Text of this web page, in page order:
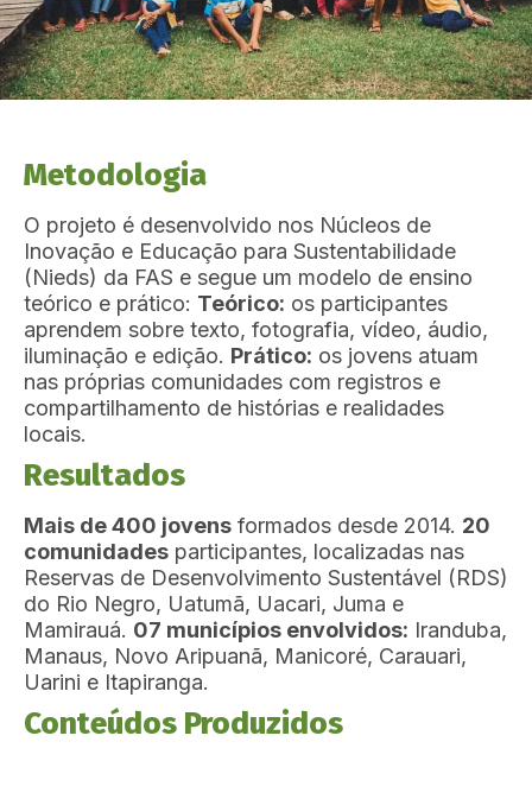
Metodologia
O projeto é desenvolvido nos Núcleos de
Inovação e Educação para Sustentabilidade
(Nieds) da FAS e segue um modelo de ensino
teórico e prático: Teórico: os participantes
aprendem sobre texto, fotografia, vídeo, áudio,
iluminação e edição. Prático: os jovens atuam
nas próprias comunidades com registros e
compartilhamento de histórias e realidades
locais.
Resultados
Mais de 400 jovens formados desde 2014. 20
comunidades participantes, localizadas nas
Reservas de Desenvolvimento Sustentável (RDS)
do Rio Negro, Uatumã, Uacari, Juma e
Mamirauá. 07 municípios envolvidos: Iranduba,
Manaus, Novo Aripuanã, Manicoré, Carauari,
Uarini e Itapiranga.
Conteúdos Produzidos